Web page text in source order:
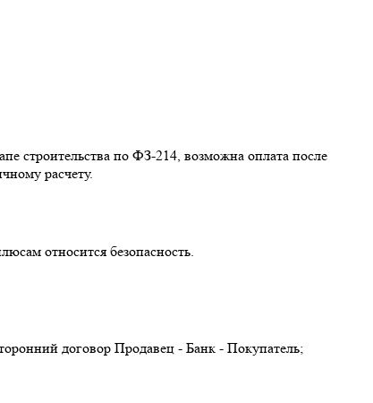
строительства по ФЗ-214, возможна оплата после
расчету.
относится безопасность.
договор Продавец - Банк - Покупатель;